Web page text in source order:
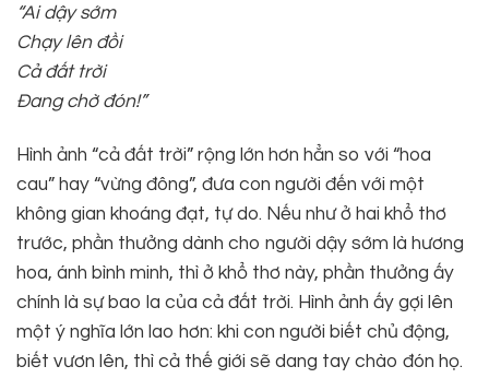
“Ai dậy sớm
Chạy lên đồi
Cả đất trời
Đang chờ đón!”
Hình ảnh “cả đất trời” rộng lớn hơn hẳn so với “hoa
cau” hay “vừng đông”, đưa con người đến với một
không gian khoáng đạt, tự do. Nếu như ở hai khổ thơ
trước, phần thưởng dành cho người dậy sớm là hương
hoa, ánh bình minh, thì ở khổ thơ này, phần thưởng ấy
chính là sự bao la của cả đất trời. Hình ảnh ấy gợi lên
một ý nghĩa lớn lao hơn: khi con người biết chủ động,
biết vươn lên, thì cả thế giới sẽ dang tay chào đón họ.